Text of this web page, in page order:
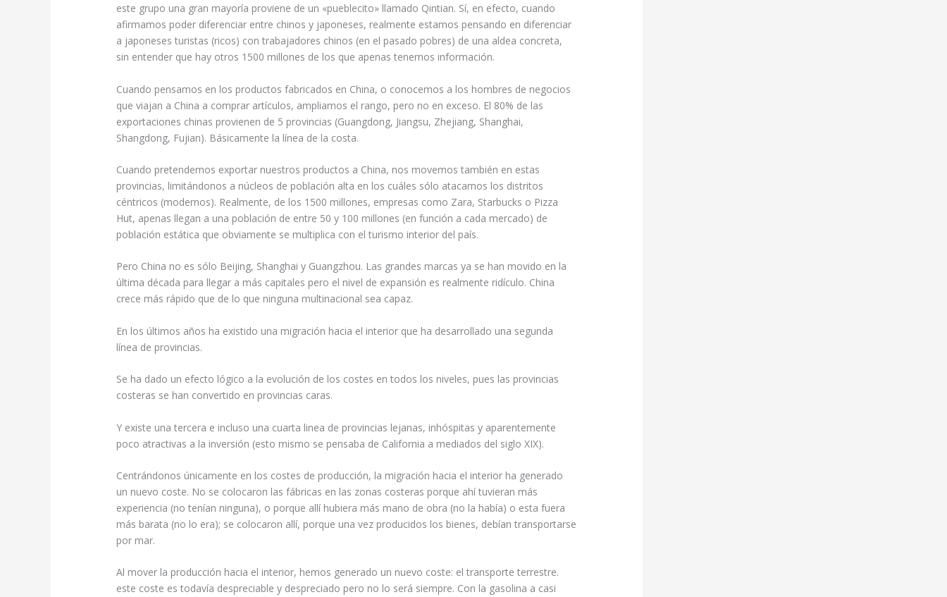
este grupo una gran mayoría proviene de un «pueblecito» llamado Qintian. Sí, en efecto, cuando
afirmamos poder diferenciar entre chinos y japoneses, realmente estamos pensando en diferenciar
a japoneses turistas (ricos) con trabajadores chinos (en el pasado pobres) de una aldea concreta,
sin entender que hay otros 1500 millones de los que apenas tenemos información.
Cuando pensamos en los productos fabricados en China, o conocemos a los hombres de negocios
que viajan a China a comprar artículos, ampliamos el rango, pero no en exceso. El 80% de las
exportaciones chinas provienen de 5 provincias (Guangdong, Jiangsu, Zhejiang, Shanghai,
Shangdong, Fujian). Básicamente la línea de la costa.
Cuando pretendemos exportar nuestros productos a China, nos movemos también en estas
provincias, limitándonos a núcleos de población alta en los cuáles sólo atacamos los distritos
céntricos (modernos). Realmente, de los 1500 millones, empresas como Zara, Starbucks o Pizza
Hut, apenas llegan a una población de entre 50 y 100 millones (en función a cada mercado) de
población estática que obviamente se multiplica con el turismo interior del país.
Pero China no es sólo Beijing, Shanghai y Guangzhou. Las grandes marcas ya se han movido en la
última década para llegar a más capitales pero el nivel de expansión es realmente ridículo. China
crece más rápido que de lo que ninguna multinacional sea capaz.
En los últimos años ha existido una migración hacia el interior que ha desarrollado una segunda
línea de provincias.
Se ha dado un efecto lógico a la evolución de los costes en todos los niveles, pues las provincias
costeras se han convertido en provincias caras.
Y existe una tercera e incluso una cuarta linea de provincias lejanas, inhóspitas y aparentemente
poco atractivas a la inversión (esto mismo se pensaba de California a mediados del siglo XIX).
Centrándonos únicamente en los costes de producción, la migración hacia el interior ha generado
un nuevo coste. No se colocaron las fábricas en las zonas costeras porque ahí tuvieran más
experiencia (no tenían ninguna), o porque allí hubiera más mano de obra (no la había) o esta fuera
más barata (no lo era); se colocaron allí, porque una vez producidos los bienes, debían transportarse
por mar.
Al mover la producción hacia el interior, hemos generado un nuevo coste: el transporte terrestre.
este coste es todavía despreciable y despreciado pero no lo será siempre. Con la gasolina a casi